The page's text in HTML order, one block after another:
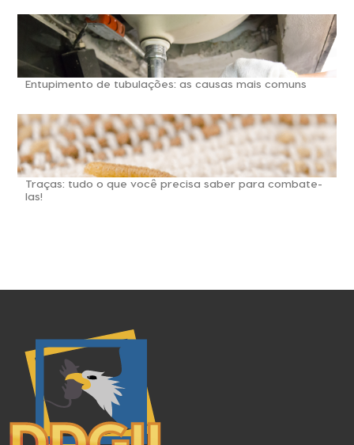
Entupimento de tubulações: as causas mais comuns
Traças: tudo o que você precisa saber para combate-
las!